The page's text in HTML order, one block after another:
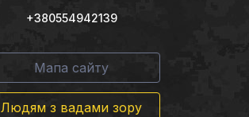
+380554942139
Мапа сайту
Людям з вадами зору